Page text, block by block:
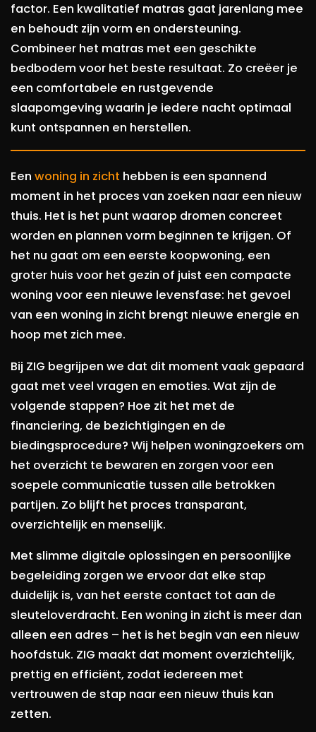
factor. Een kwalitatief matras gaat jarenlang mee
en behoudt zijn vorm en ondersteuning.
Combineer het matras met een geschikte
bedbodem voor het beste resultaat. Zo creëer je
een comfortabele en rustgevende
slaapomgeving waarin je iedere nacht optimaal
kunt ontspannen en herstellen.
Een woning in zicht hebben is een spannend
moment in het proces van zoeken naar een nieuw
thuis. Het is het punt waarop dromen concreet
worden en plannen vorm beginnen te krijgen. Of
het nu gaat om een eerste koopwoning, een
groter huis voor het gezin of juist een compacte
woning voor een nieuwe levensfase: het gevoel
van een woning in zicht brengt nieuwe energie en
hoop met zich mee.
Bij ZIG begrijpen we dat dit moment vaak gepaard
gaat met veel vragen en emoties. Wat zijn de
volgende stappen? Hoe zit het met de
financiering, de bezichtigingen en de
biedingsprocedure? Wij helpen woningzoekers om
het overzicht te bewaren en zorgen voor een
soepele communicatie tussen alle betrokken
partijen. Zo blijft het proces transparant,
overzichtelijk en menselijk.
Met slimme digitale oplossingen en persoonlijke
begeleiding zorgen we ervoor dat elke stap
duidelijk is, van het eerste contact tot aan de
sleuteloverdracht. Een woning in zicht is meer dan
alleen een adres – het is het begin van een nieuw
hoofdstuk. ZIG maakt dat moment overzichtelijk,
prettig en efficiënt, zodat iedereen met
vertrouwen de stap naar een nieuw thuis kan
zetten.